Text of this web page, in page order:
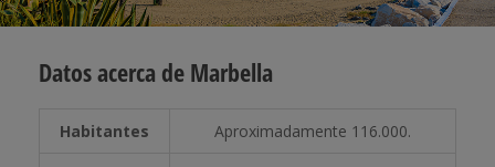
Datos acerca de Marbella
Habitantes Aproximadamente 116.000.